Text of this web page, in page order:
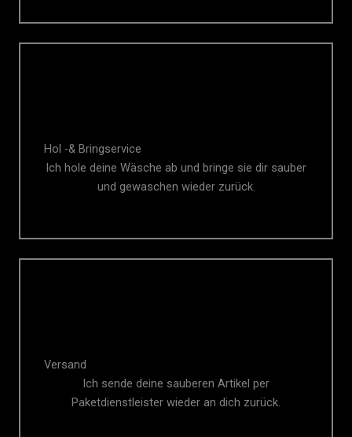
Hol -& Bringservice
Ich hole deine Wäsche ab und bringe sie dir sauber
und gewaschen wieder zurück.
Versand
Ich sende deine sauberen Artikel per
Paketdienstleister wieder an dich zurück.